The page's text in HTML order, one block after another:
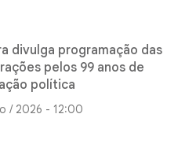
divulga programação das
pelos 99 anos de
política
/ 2026 - 12:00